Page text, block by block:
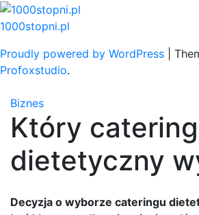
Skip
to
1000stopni.pl
Proudly powered by WordPress
Profoxstudio.
Biznes
Który catering
dietetyczny
Decyzja o wyborze cateringu